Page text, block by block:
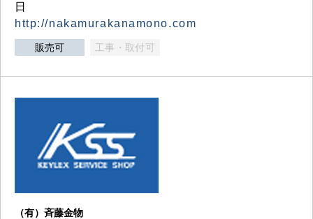
日
http://nakamurakanamono.com
販売可 工事・取付可
（有）斉藤金物